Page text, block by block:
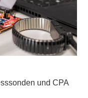
und CPA